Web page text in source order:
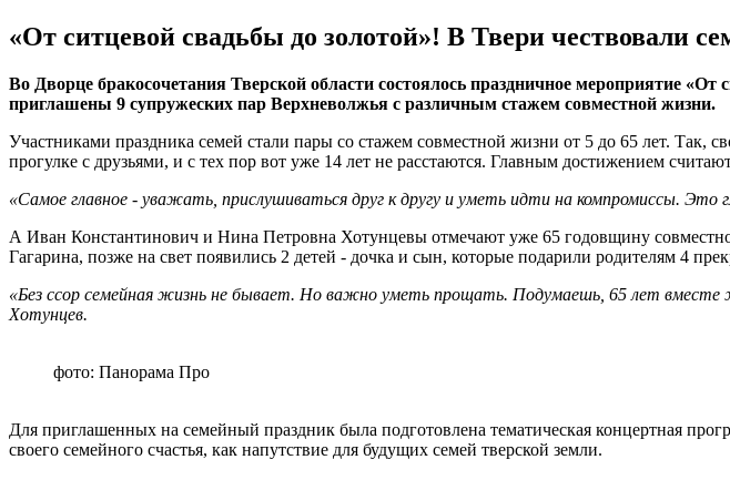
«От ситцевой свадьбы до золотой»! В Твери чествовали
Во Дворце бракосочетания Тверской области состоялось праздничное мероприятие
приглашены 9 супружеских пар Верхневолжья с различным стажем совместной жизни.
Участниками праздника семей стали пары со стажем совместной жизни от 5 до 65 лет.
прогулке с друзьями, и с тех пор вот уже 14 лет не расстаются. Главным достижением
«Самое главное - уважать, прислушиваться друг к другу и уметь идти на компромиссы. Это
А Иван Константинович и Нина Петровна Хотунцевы отмечают уже 65 годовщину
Гагарина, позже на свет появились 2 детей - дочка и сын, которые подарили родителям 4
«Без ссор семейная жизнь не бывает. Но важно уметь прощать. Подумаешь, 65 лет
Хотунцев.
фото: Панорама Про
Для приглашенных на семейный праздник была подготовлена тематическая концертная
своего семейного счастья, как напутствие для будущих семей тверской земли.